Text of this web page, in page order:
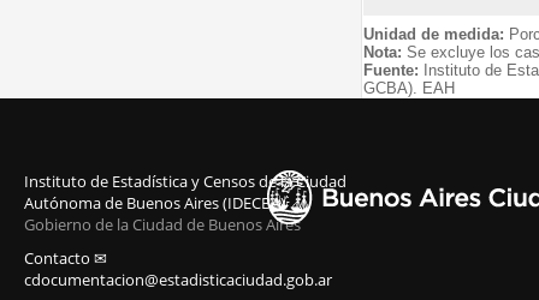
Unidad de medida:
Nota: Se excluye los
Fuente: Instituto de
GCBA). EAH
Instituto de Estadística y Censos de la Ciudad
Autónoma de Buenos Aires (IDECBA)
Gobierno de la Ciudad de Buenos Aires
Contacto ✉
cdocumentacion@estadisticaciudad.gob.ar